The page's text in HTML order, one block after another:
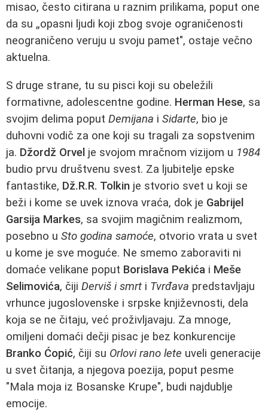
misao, često citirana u raznim prilikama, poput one
da su „opasni ljudi koji zbog svoje ograničenosti
neograničeno veruju u svoju pamet", ostaje večno
aktuelna.
S druge strane, tu su pisci koji su obeležili
formativne, adolescentne godine. Herman Hese, sa
svojim delima poput Demijana i Sidarte, bio je
duhovni vodič za one koji su tragali za sopstvenim
ja. Džordž Orvel je svojom mračnom vizijom u 1984
budio prvu društvenu svest. Za ljubitelje epske
fantastike, Dž.R.R. Tolkin je stvorio svet u koji se
beži i kome se uvek iznova vraća, dok je Gabrijel
Garsija Markes, sa svojim magičnim realizmom,
posebno u Sto godina samoće, otvorio vrata u svet
u kome je sve moguće. Ne smemo zaboraviti ni
domaće velikane poput Borislava Pekića i Meše
Selimovića, čiji Derviš i smrt i Tvrđava predstavljaju
vrhunce jugoslovenske i srpske književnosti, dela
koja se ne čitaju, već proživljavaju. Za mnoge,
omiljeni domaći dečji pisac je bez konkurencije
Branko Ćopić, čiji su Orlovi rano lete uveli generacije
u svet čitanja, a njegova poezija, poput pesme
"Mala moja iz Bosanske Krupe", budi najdublje
emocije.